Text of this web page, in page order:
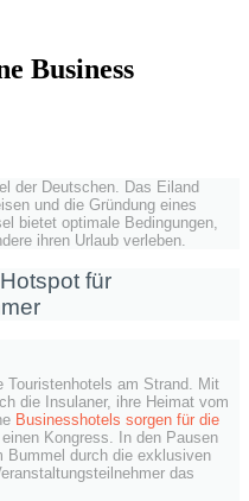
Business
der Deutschen. Das Eiland
und die Gründung eines
bietet optimale Bedingungen,
ihren Urlaub verleben.
für
Touristenhotels am Strand. Mit
die Insulaner, ihre Heimat vom
Businesshotels sorgen für die
Kongress. In den Pausen
Bummel durch die exklusiven
das